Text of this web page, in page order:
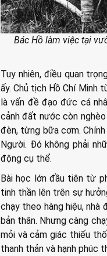
Bác Hồ làm việc tại
Tuy nhiên, điều quan
ấy. Chủ tịch Hồ Chí Minh
là vấn đề đạo đức cá
cảnh đất nước còn
đèn, từng bữa cơm.
Người. Đó không phải
động cụ thể.
Bài học lớn đầu tiên từ
tinh thần lên trên sự
chạy theo hàng hiệu, nhà
bản thân. Nhưng càng
mỏi và cảm giác thiếu
thanh thản và hạnh